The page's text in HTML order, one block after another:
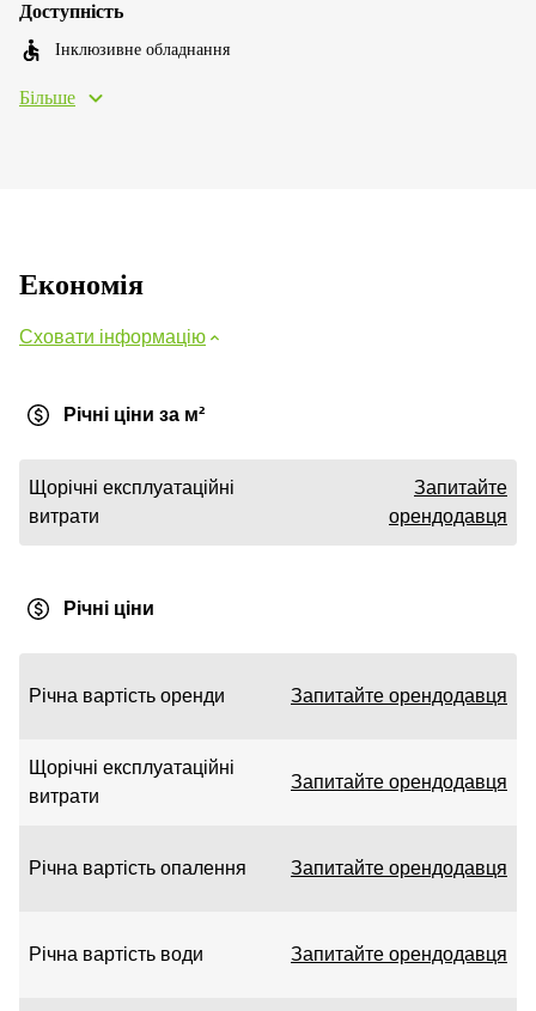
Доступність
Інклюзивне обладнання
Більше
Економія
Сховати інформацію
Річні ціни за м²
Щорічні експлуатаційні
витрати
Запитайте
орендодавця
Річні ціни
Річна вартість оренди Запитайте орендодавця
Щорічні експлуатаційні
витрати
Запитайте орендодавця
Річна вартість опалення Запитайте орендодавця
Річна вартість води Запитайте орендодавця